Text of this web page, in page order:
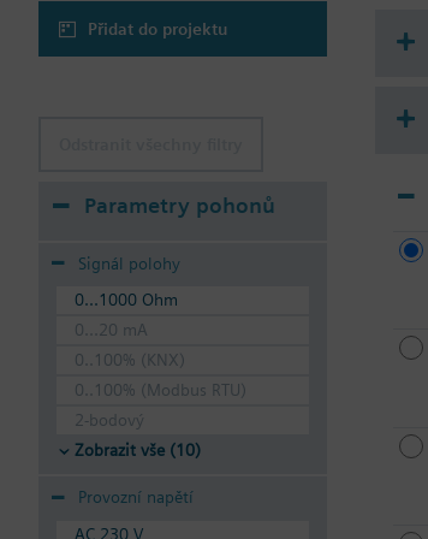
Přidat do projektu
Parametry pohonů
Signál polohy
0...1000 Ohm
0...20 mA
0..100% (KNX)
0..100% (Modbus RTU)
2-bodový
Zobrazit vše (10)
Provozní napětí
AC 230 V